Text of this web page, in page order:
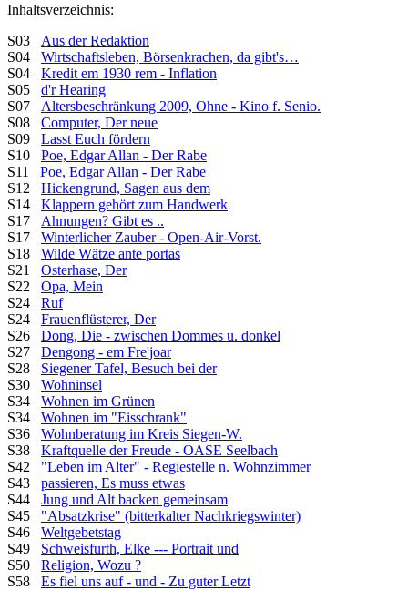
Inhaltsverzeichnis:
S03 Aus der Redaktion
S04 Wirtschaftsleben, Börsenkrachen, da gibt's…
S04 Kredit em 1930 rem - Inflation
S05 d'r Hearing
S07 Altersbeschränkung 2009, Ohne - Kino f. Senio.
S08 Computer, Der neue
S09 Lasst Euch fördern
S10 Poe, Edgar Allan - Der Rabe
S11 Poe, Edgar Allan - Der Rabe
S12 Hickengrund, Sagen aus dem
S14 Klappern gehört zum Handwerk
S17 Ahnungen? Gibt es ..
S17 Winterlicher Zauber - Open-Air-Vorst.
S18 Wilde Wätze ante portas
S21 Osterhase, Der
S22 Opa, Mein
S24 Ruf
S24 Frauenflüsterer, Der
S26 Dong, Die - zwischen Dommes u. donkel
S27 Dengong - em Fre'joar
S28 Siegener Tafel, Besuch bei der
S30 Wohninsel
S34 Wohnen im Grünen
S34 Wohnen im "Eisschrank"
S36 Wohnberatung im Kreis Siegen-W.
S38 Kraftquelle der Freude - OASE Seelbach
S42 "Leben im Alter" - Regiestelle n. Wohnzimmer
S43 passieren, Es muss etwas
S44 Jung und Alt backen gemeinsam
S45 "Absatzkrise" (bitterkalter Nachkriegswinter)
S46 Weltgebetstag
S49 Schweisfurth, Elke --- Portrait und
S50 Religion, Wozu ?
S58 Es fiel uns auf - und - Zu guter Letzt